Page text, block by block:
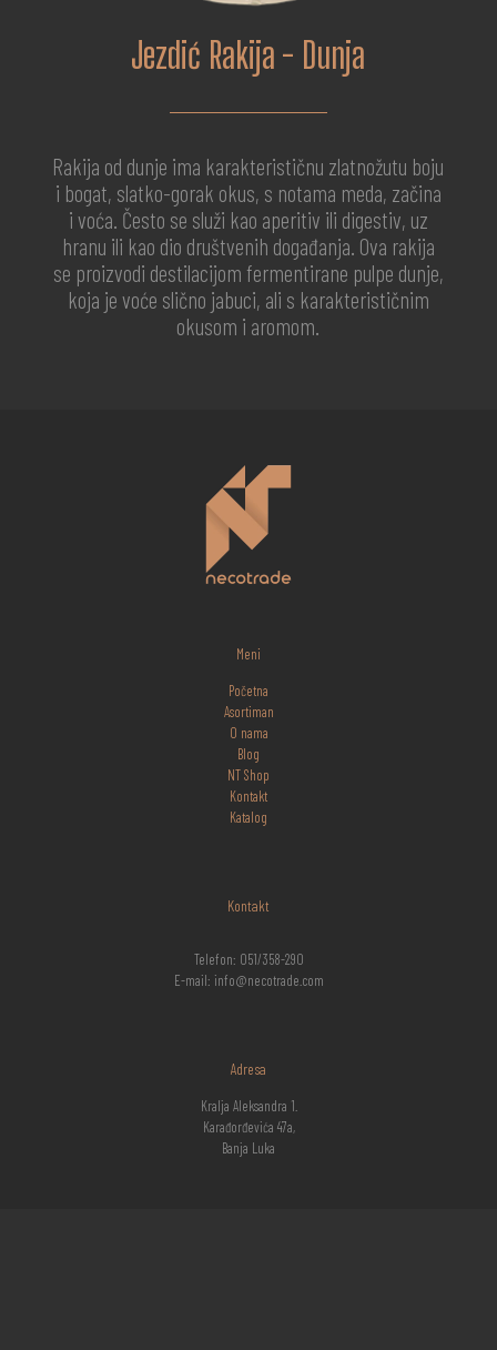
Jezdić Rakija - Dunja
Rakija od dunje ima karakterističnu zlatnožutu boju
i bogat, slatko-gorak okus, s notama meda, začina
i voća. Često se služi kao aperitiv ili digestiv, uz
hranu ili kao dio društvenih događanja. Ova rakija
se proizvodi destilacijom fermentirane pulpe dunje,
koja je voće slično jabuci, ali s karakterističnim
okusom i aromom.
Meni
Početna
Asortiman
O nama
Blog
NT Shop
Kontakt
Katalog
Kontakt
Telefon: 051/358-290
E-mail: info@necotrade.com
Adresa
Kralja Aleksandra 1.
Karađorđevića 47a,
Banja Luka